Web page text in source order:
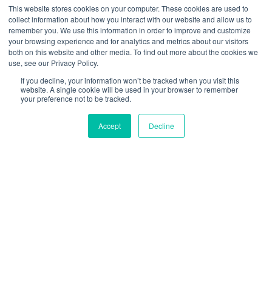
This website stores cookies on your computer. These cookies are used to
collect information about how you interact with our website and allow us to
remember you. We use this information in order to improve and customize
your browsing experience and for analytics and metrics about our visitors
both on this website and other media. To find out more about the cookies we
use, see our Privacy Policy.
If you decline, your information won’t be tracked when you visit this
website. A single cookie will be used in your browser to remember
your preference not to be tracked.
Accept Decline
Służbowy adres e-mail*
Telefon*
Stanowisko
Jaki temat Cię interesuje?DEMO HubSpot